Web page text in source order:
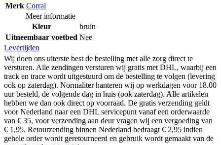
Merk Corral
Meer informatie
Kleur
bruin
Uitneembaar voetbed Nee
Levertijden
Wij doen ons uiterste best de bestelling met alle zorg direct te
versturen. Alle zendingen versturen wij gratis met DHL, waarbij een
track en trace wordt uitgestuurd om de bestelling te volgen (levering
ook op zaterdag). Normaliter hanteren wij op werkdagen voor 18.00
uur besteld, de volgende dag in huis (ook zaterdag). Alle artikelen
hebben we dan ook direct op voorraad. De gratis verzending geldt
voor Nederland naar een DHL servicepunt vanaf een orderwaarde
van € 35, voor verzending aan deur vragen wij een vergoeding van
€ 1,95. Retourzending binnen Nederland bedraagt € 2,95 indien
gehele order wordt geretourneerd en gebruik wordt gemaakt van de